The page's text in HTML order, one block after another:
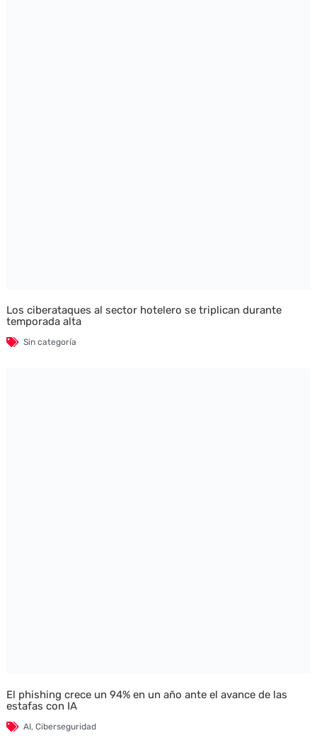
Los ciberataques al sector hotelero se triplican durante
temporada alta
Sin categoría
El phishing crece un 94% en un año ante el avance de las
estafas con IA
AI, Ciberseguridad